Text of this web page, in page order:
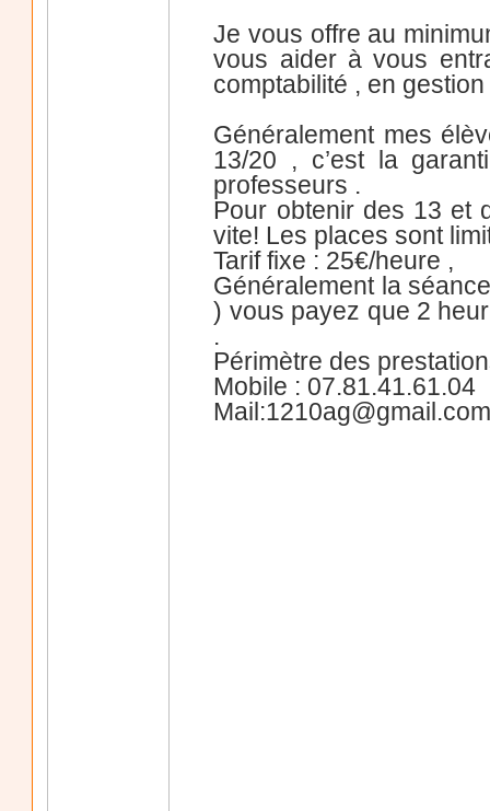
Je vous offre au
vous aider à vous
comptabilité , en
Généralement mes
13/20 , c’est la
professeurs .
Pour obtenir des 13 et
vite! Les places sont
Tarif fixe : 25€/heure ,
Généralement la
) vous payez que 2
.
Périmètre des
Mobile : 07.81.41.61.04